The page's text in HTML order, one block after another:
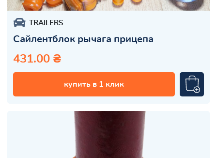
TRAILERS
Сайлентблок рычага прицепа
431.00 ₴
купить в 1 клик